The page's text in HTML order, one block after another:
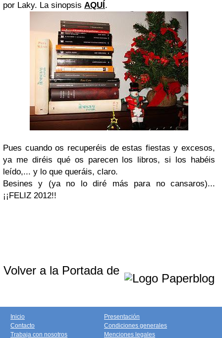
por Laky. La sinopsis AQUÍ.
Pues cuando os recuperéis de estas fiestas y excesos,
ya me diréis qué os parecen los libros, si los habéis
leído,... y lo que queráis, claro.
Besines y (ya no lo diré más para no cansaros)...
¡¡FELIZ 2012!!
Volver a la Portada de
Inicio
Contacto
Trabaja con nosotros
Presentación
Condiciones generales
Menciones legales